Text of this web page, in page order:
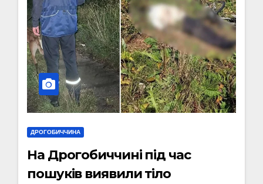
ДРОГОБИЧЧИНА
На Дрогобиччині під час
пошуків виявили тіло